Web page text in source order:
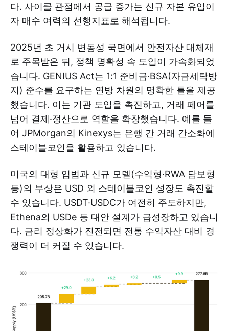
다. 사이클 관점에서 공급 증가는 신규 자본 유입이
자 매수 여력의 선행지표로 해석됩니다.
2025년 초 거시 변동성 국면에서 안전자산 대체재
로 주목받은 뒤, 정책 명확성 속 도입이 가속화되었
습니다. GENIUS Act는 1:1 준비금·BSA(자금세탁방
지) 준수를 요구하는 연방 차원의 명확한 틀을 제공
했습니다. 이는 기관 도입을 촉진하고, 거래 페어를
넘어 결제·정산으로 역할을 확장했습니다. 예를 들
어 JPMorgan의 Kinexys는 은행 간 거래 간소화에
스테이블코인을 활용하고 있습니다.
미국의 대형 입법과 신규 모델(수익형·RWA 담보형
등)의 부상은 USD 외 스테이블코인 성장도 촉진할
수 있습니다. USDT·USDC가 여전히 주도하지만,
Ethena의 USDe 등 대안 설계가 급성장하고 있습니
다. 금리 정상화가 진전되면 전통 수익자산 대비 경
쟁력이 더 커질 수 있습니다.